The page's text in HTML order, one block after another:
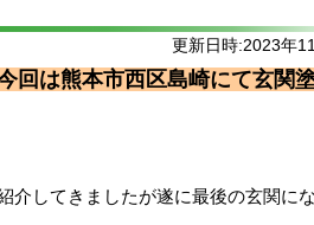
更新日時:2023年
回は熊本市西区島崎にて玄関
介してきましたが遂に最後の玄関に